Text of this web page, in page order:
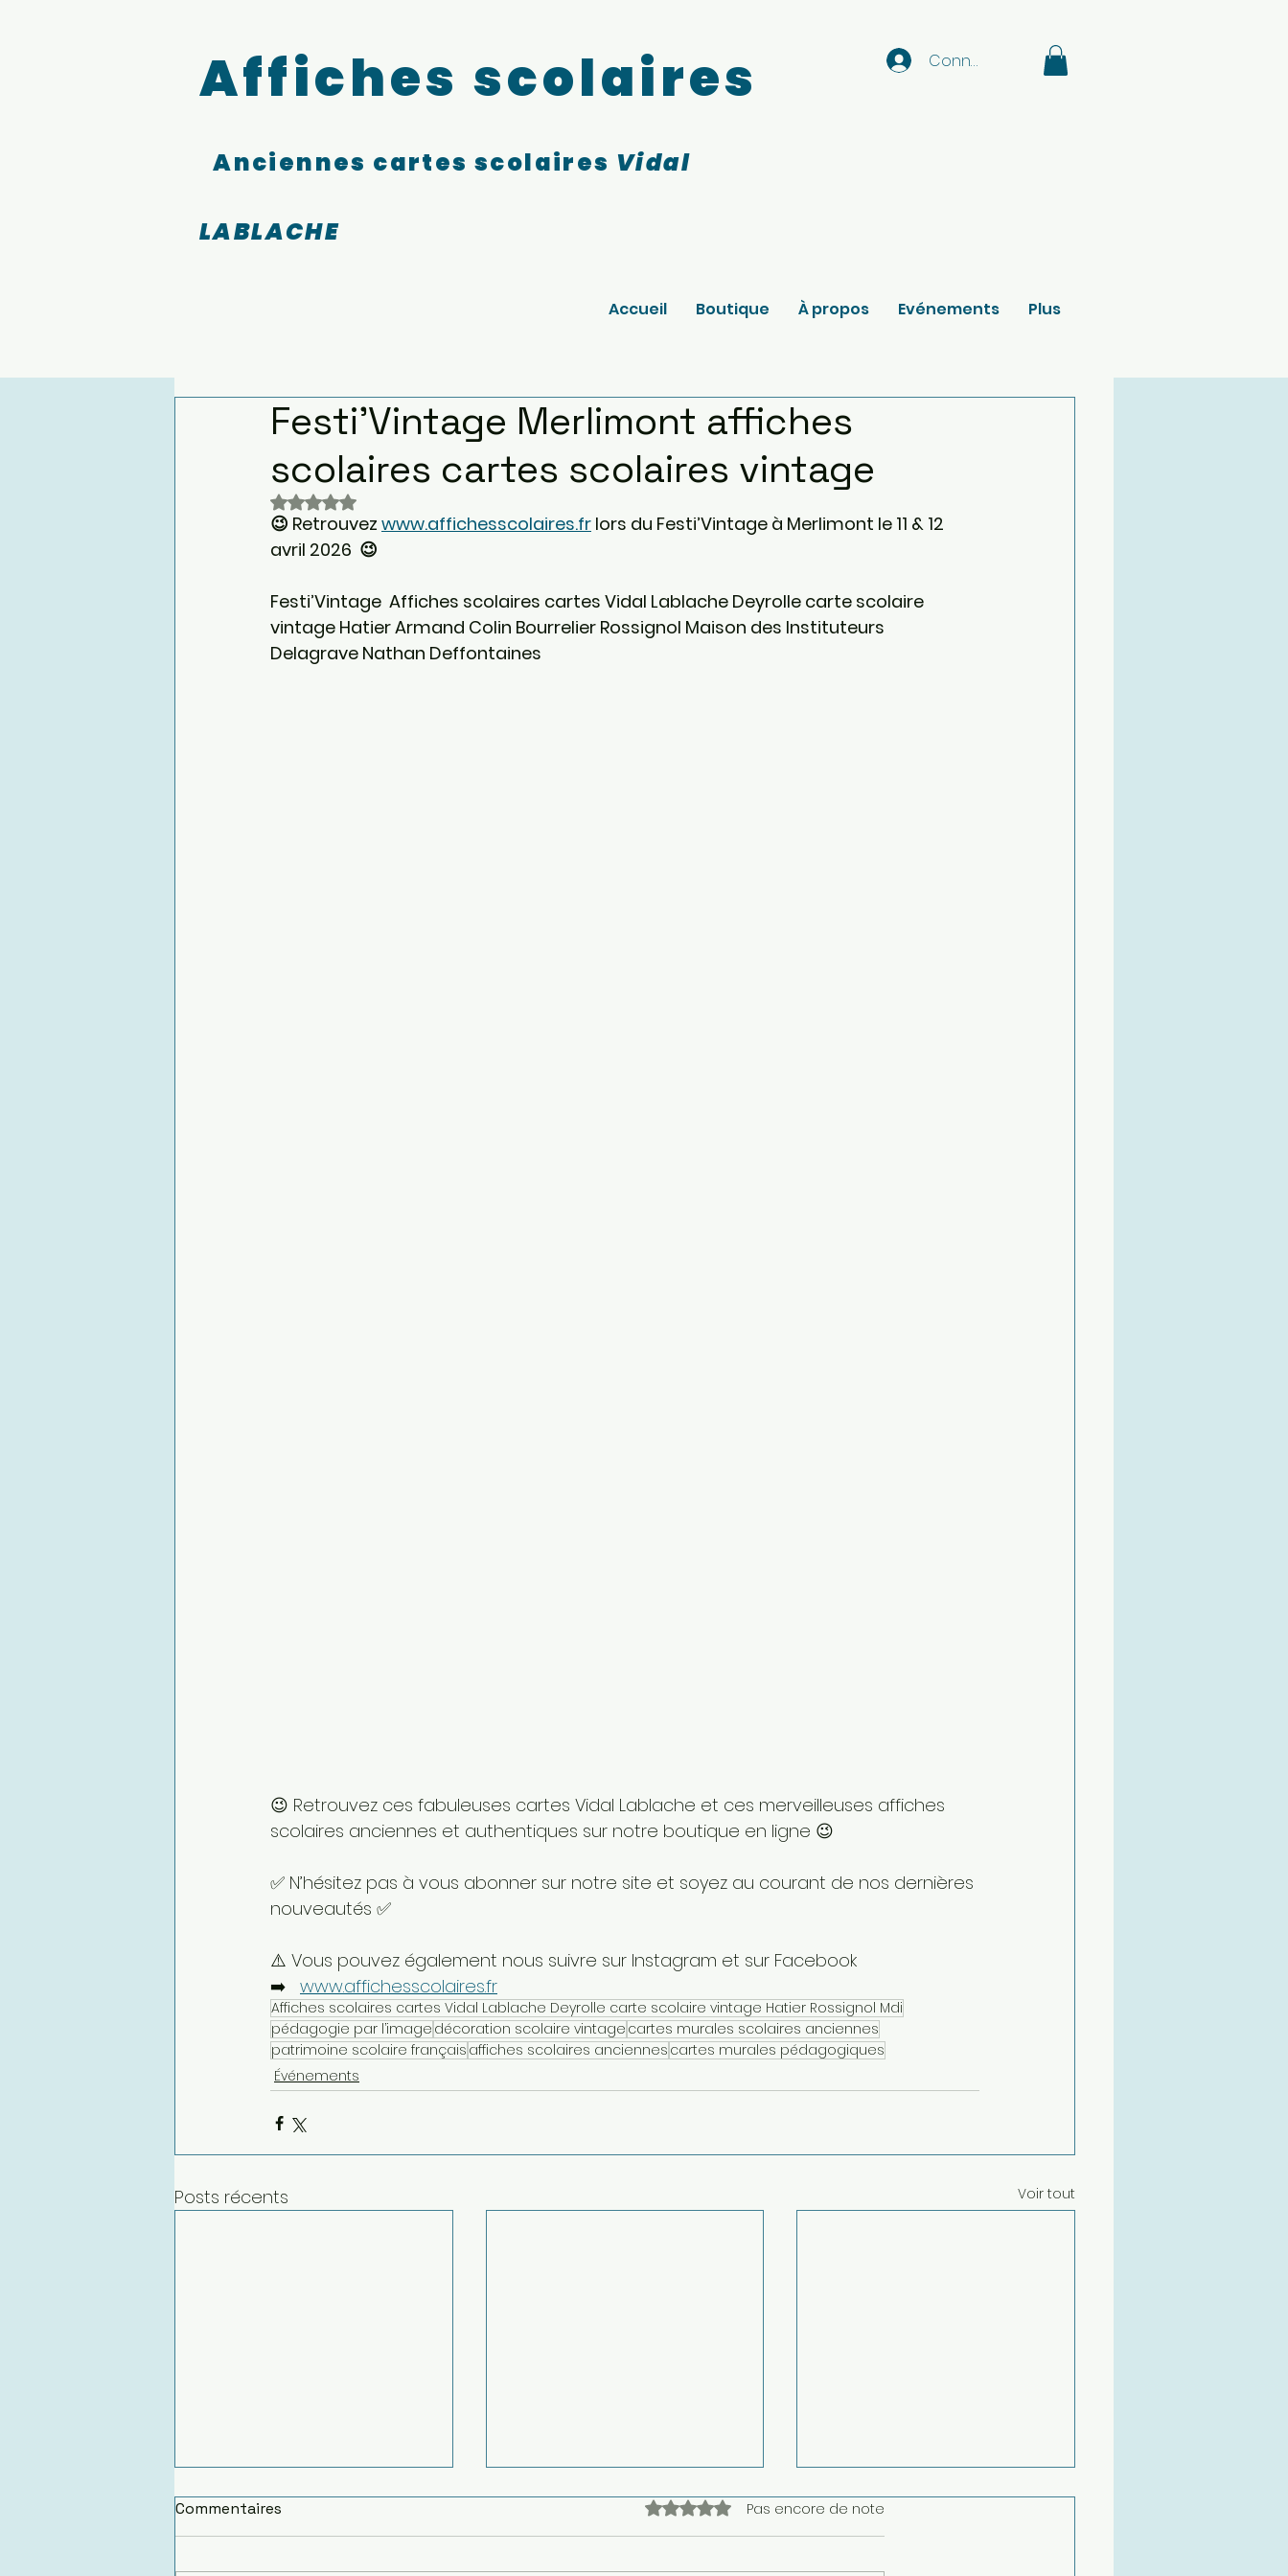
Affiches scolaires
Anciennes cartes scolaires Vidal
LABLACHE
Connexion
Accueil Boutique À propos Evénements Plus
Festi’Vintage Merlimont affiches
scolaires cartes scolaires vintage
Noté NaN étoiles sur 5.
😉 Retrouvez www.affichesscolaires.fr lors du Festi’Vintage à Merlimont le 11 & 12
avril 2026  😉
Festi’Vintage  Affiches scolaires cartes Vidal Lablache Deyrolle carte scolaire
vintage Hatier Armand Colin Bourrelier Rossignol Maison des Instituteurs
Delagrave Nathan Deffontaines
😉 Retrouvez ces fabuleuses cartes Vidal Lablache et ces merveilleuses affiches
scolaires anciennes et authentiques sur notre boutique en ligne 😉
✅ N’hésitez pas à vous abonner sur notre site et soyez au courant de nos dernières
nouveautés ✅
⚠️ Vous pouvez également nous suivre sur Instagram et sur Facebook
➡️ www.affichesscolaires.fr
Affiches scolaires cartes Vidal Lablache Deyrolle carte scolaire vintage Hatier Rossignol Mdi
pédagogie par l’image décoration scolaire vintage cartes murales scolaires anciennes
patrimoine scolaire français affiches scolaires anciennes cartes murales pédagogiques
Événements
Posts récents Voir tout
Commentaires Noté 0 étoile sur 5.Pas encore de note